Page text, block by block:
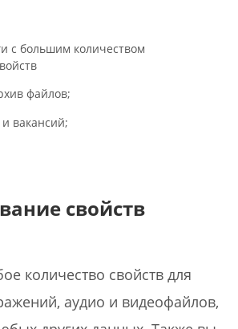
с большим количеством
файлов;
вакансий;
свойств
количество свойств для
аудио и видеофайлов,